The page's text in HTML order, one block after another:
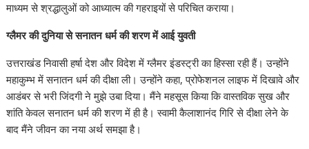
माध्यम से श्रद्धालुओं को आध्यात्म की गहराइयों से परिचित कराया।
ग्लैमर की दुनिया से सनातन धर्म की शरण में आई युवती
उत्तराखंड निवासी हर्षा देश और विदेश में ग्लैमर इंडस्ट्री का हिस्सा रही हैं। उन्होंने
महाकुम्भ में सनातन धर्म की दीक्षा ली। उन्होंने कहा, प्रोफेशनल लाइफ में दिखावे और
आडंबर से भरी जिंदगी ने मुझे उबा दिया। मैंने महसूस किया कि वास्तविक सुख और
शांति केवल सनातन धर्म की शरण में ही है। स्वामी कैलाशानंद गिरि से दीक्षा लेने के
बाद मैंने जीवन का नया अर्थ समझा है।